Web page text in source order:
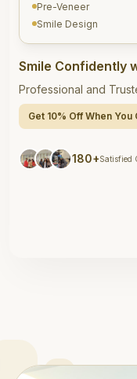
Pre-Veneer
Smile Design
Smile Confidently
Professional and
Get 10% Off When
180+Satisfied